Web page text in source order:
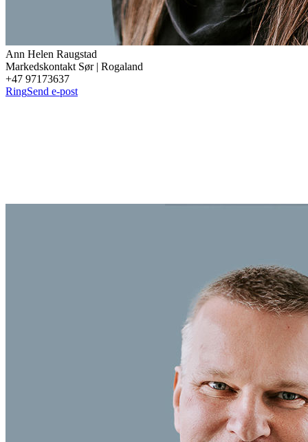
Ann Helen Raugstad
Markedskontakt Sør | Rogaland
+47 97173637
RingSend e-post